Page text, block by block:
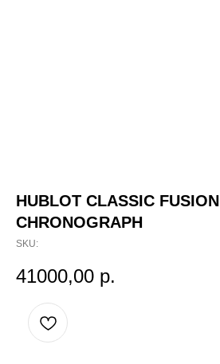
HUBLOT CLASSIC FUSION
CHRONOGRAPH
SKU:
41000,00 р.